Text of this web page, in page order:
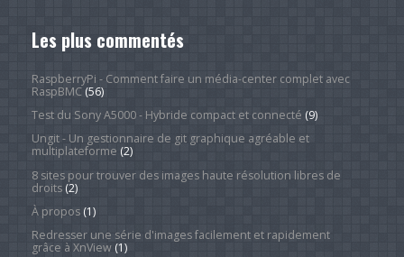
Les plus commentés
RaspberryPi - Comment faire un média-center complet avec
RaspBMC(56)
Test du Sony A5000 - Hybride compact et connecté (9)
Ungit - Un gestionnaire de git graphique agréable et
multiplateforme (2)
8 sites pour trouver des images haute résolution libres de
droits(2)
À propos(1)
Redresser une série d'images facilement et rapidement
grâce à XnView(1)